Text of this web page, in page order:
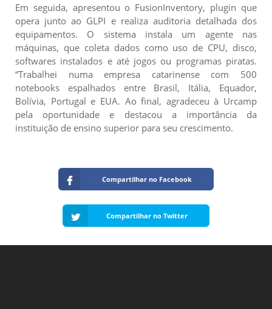
Em seguida, apresentou o FusionInventory, plugin que
opera junto ao GLPI e realiza auditoria detalhada dos
equipamentos. O sistema instala um agente nas
máquinas, que coleta dados como uso de CPU, disco,
softwares instalados e até jogos ou programas piratas.
“Trabalhei numa empresa catarinense com 500
notebooks espalhados entre Brasil, Itália, Equador,
Bolívia, Portugal e EUA. Ao final, agradeceu à Urcamp
pela oportunidade e destacou a importância da
instituição de ensino superior para seu crescimento.
Compartilhar no Facebook
Compartilhar no Twitter